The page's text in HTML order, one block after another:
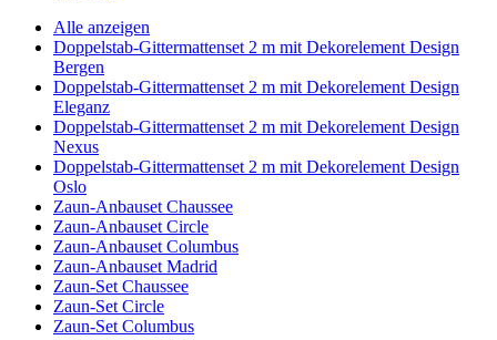
Alle anzeigen
Doppelstab-Gittermattenset 2 m mit Dekorelement Design
Bergen
Doppelstab-Gittermattenset 2 m mit Dekorelement Design
Eleganz
Doppelstab-Gittermattenset 2 m mit Dekorelement Design
Nexus
Doppelstab-Gittermattenset 2 m mit Dekorelement Design
Oslo
Zaun-Anbauset Chaussee
Zaun-Anbauset Circle
Zaun-Anbauset Columbus
Zaun-Anbauset Madrid
Zaun-Set Chaussee
Zaun-Set Circle
Zaun-Set Columbus